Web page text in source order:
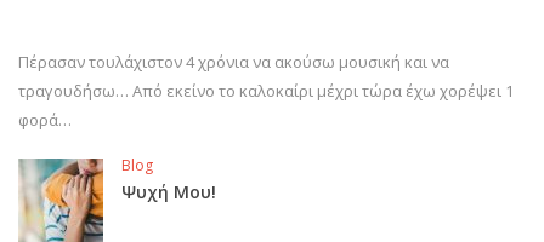
Πέρασαν τουλάχιστον 4 χρόνια να ακούσω μουσική και να
τραγουδήσω… Από εκείνο το καλοκαίρι μέχρι τώρα έχω χορέψει 1
φορά…
Blog
Ψυχή Μου!